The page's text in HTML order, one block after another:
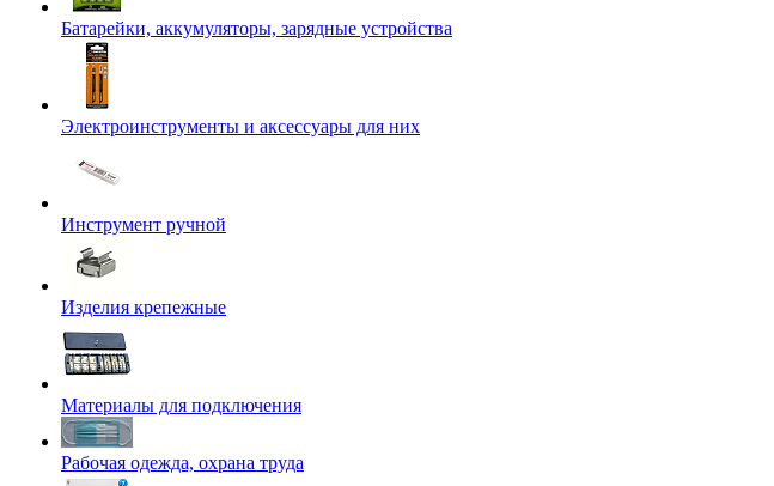
Батарейки, аккумуляторы, зарядные устройства
Электроинструменты и аксессуары для них
Инструмент ручной
Изделия крепежные
Материалы для подключения
Рабочая одежда, охрана труда